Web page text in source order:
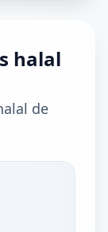
halal
de